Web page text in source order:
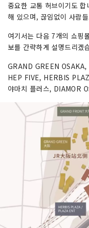
중요한 교통 허브이기도
해 있으며, 끊임없이 사람
여기서는 다음 7개의 쇼핑
보를 간략하게 설명드리겠
GRAND GREEN
HEP FIVE, HERBIS
야마치 플러스, DIAMOR